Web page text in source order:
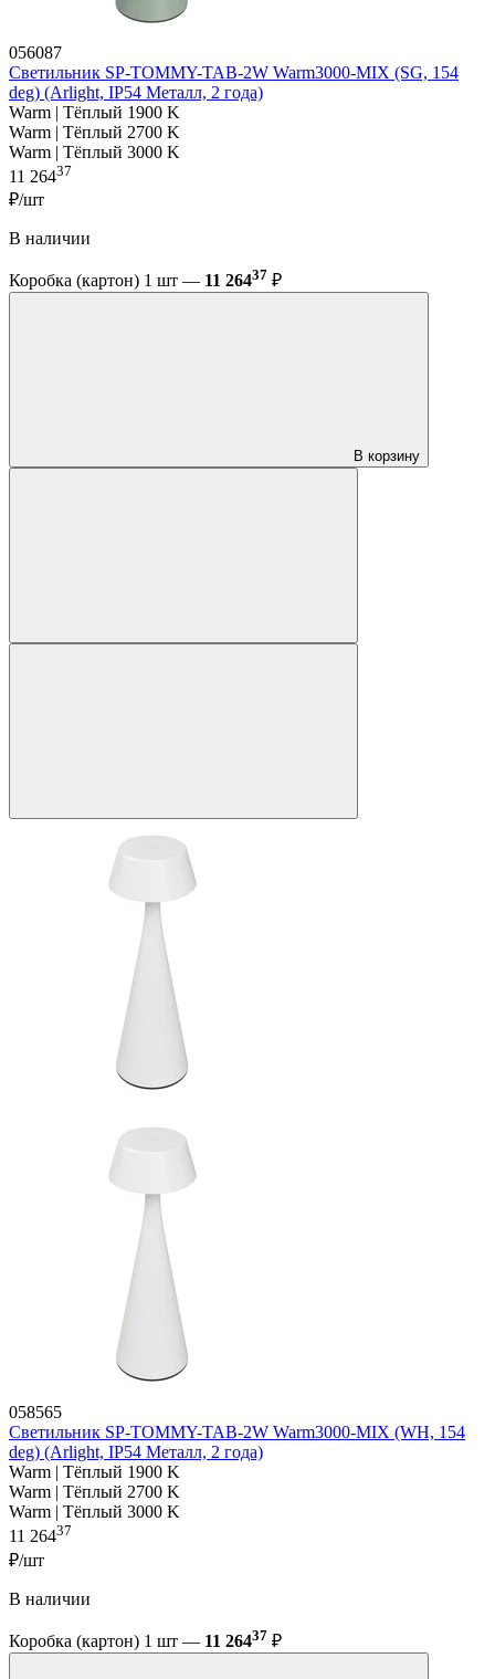
056087
Светильник SP-TOMMY-TAB-2W Warm3000-MIX (SG, 154
deg) (Arlight, IP54 Металл, 2 года)
Warm | Тёплый 1900 K
Warm | Тёплый 2700 K
Warm | Тёплый 3000 K
11 26437
₽/шт
В наличии
Коробка (картон) 1 шт — 11 26437 ₽
В корзину
058565
Светильник SP-TOMMY-TAB-2W Warm3000-MIX (WH, 154
deg) (Arlight, IP54 Металл, 2 года)
Warm | Тёплый 1900 K
Warm | Тёплый 2700 K
Warm | Тёплый 3000 K
11 26437
₽/шт
В наличии
Коробка (картон) 1 шт — 11 26437 ₽